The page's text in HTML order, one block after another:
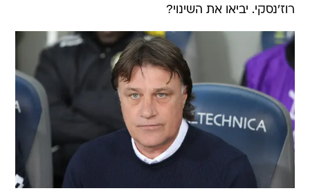
רוז'נסקי. יביאו את השינוי?